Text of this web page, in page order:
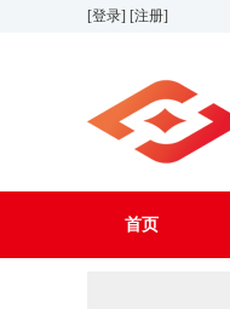
[登录] [注册]
首页